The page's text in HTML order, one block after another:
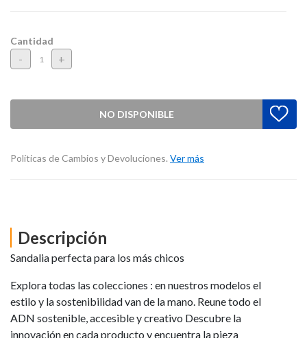
Cantidad
- +
NO DISPONIBLE
Políticas de Cambios y Devoluciones. Ver más
Descripción
Sandalia perfecta para los más chicos
Explora todas las colecciones : en nuestros modelos el
estilo y la sostenibilidad van de la mano. Reune todo el
ADN sostenible, accesible y creativo Descubre la
innovación en cada producto y encuentra la pieza